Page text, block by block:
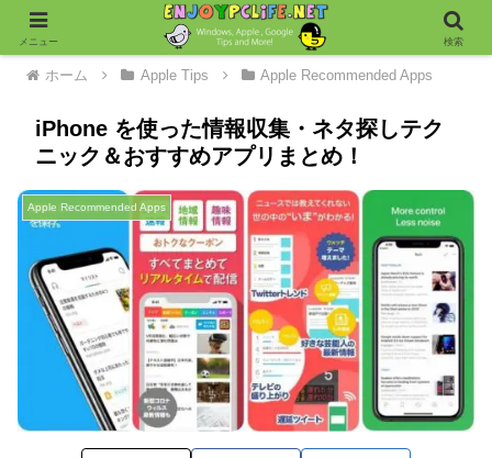
ホーム Apple Tips Apple Recommended Apps
iPhone を使った情報収集・ネタ探しテク
ニック＆おすすめアプリまとめ！
Apple Recommended Apps
メニュー 検索